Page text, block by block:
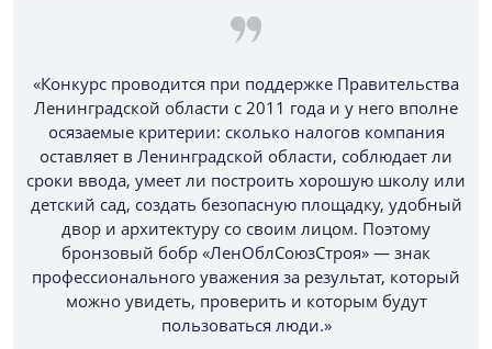
«Конкурс проводится при поддержке Правительства
Ленинградской области с 2011 года и у него вполне
осязаемые критерии: сколько налогов компания
оставляет в Ленинградской области, соблюдает ли
сроки ввода, умеет ли построить хорошую школу или
детский сад, создать безопасную площадку, удобный
двор и архитектуру со своим лицом. Поэтому
бронзовый бобр «ЛенОблСоюзСтроя» — знак
профессионального уважения за результат, который
можно увидеть, проверить и которым будут
пользоваться люди.»